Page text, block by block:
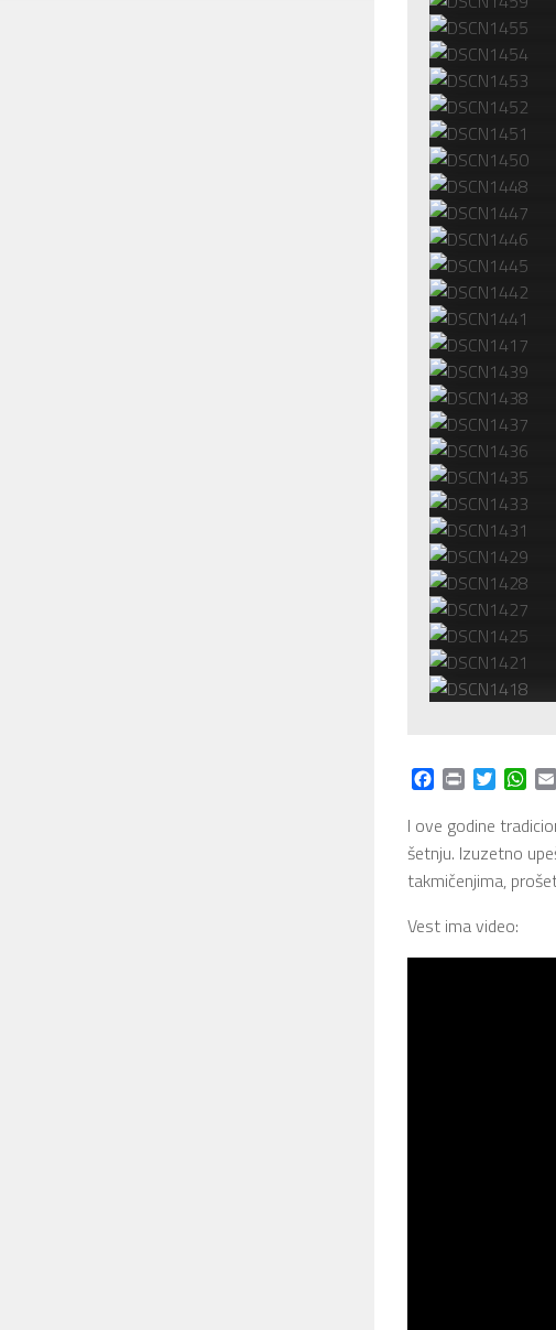
Facebook
Print Twitter
I ove godine
šetnju. Izuzetno
takmičenjima,
Vest ima video: